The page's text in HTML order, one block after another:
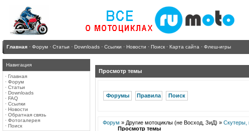
Главная · Форум · Статьи · Downloads · Ссылки · Новости · Поиск · Карта сайта · Флеш-игры
Навигация
· Главная
· Форум
· Статьи
· Downloads
· FAQ
· Ссылки
· Новости
· Обратная связь
· Фотогалерея
· Поиск
Просмотр темы
Форумы Правила Поиск
Форум » Другие мотоциклы (не Восход, ЗиД) » Скутеры,
Просмотр темы